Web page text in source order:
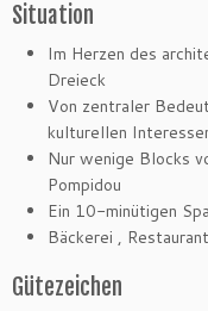
Situation
Im Herzen des
Dreieck
Von zentraler
kulturellen
Nur wenige Blocks
Pompidou
Ein 10-minütigen
Bäckerei ,
Gütezeichen